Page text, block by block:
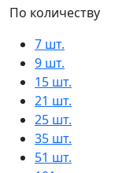
По количеству
7 шт.
9 шт.
15 шт.
21 шт.
25 шт.
35 шт.
51 шт.